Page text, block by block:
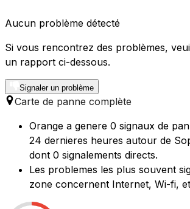
Aucun problème détecté
Si vous rencontrez des problèmes,
un rapport ci-dessous.
Signaler un problème
Carte de panne complète
Orange a genere 0 signaux de
24 dernieres heures autour de
dont 0 signalements directs.
Les problemes les plus souvent
zone concernent Internet, Wi-fi,